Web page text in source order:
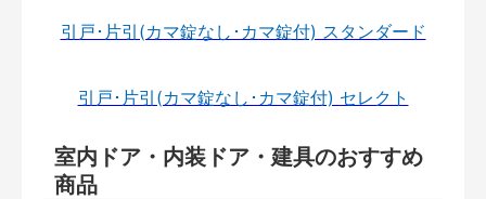
引戸･片引(カマ錠なし･カマ錠付) スタンダード
引戸･片引(カマ錠なし･カマ錠付) セレクト
室内ドア・内装ドア・建具のおすすめ
商品